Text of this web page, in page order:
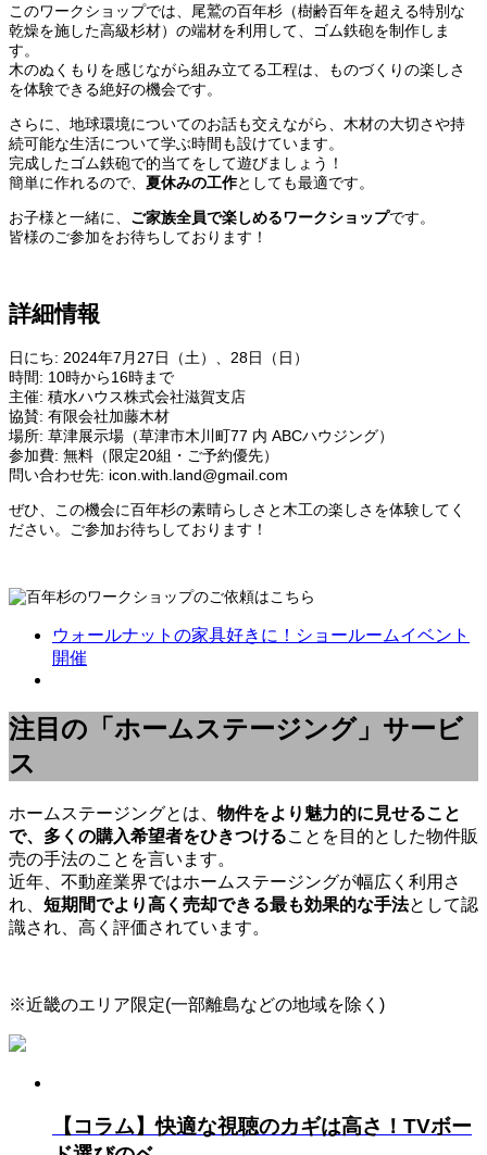
このワークショップでは、尾鷲の百年杉（樹齢百年を超える特別な
乾燥を施した高級杉材）の端材を利用して、ゴム鉄砲を制作しま
す。
木のぬくもりを感じながら組み立てる工程は、ものづくりの楽しさ
を体験できる絶好の機会です。
さらに、地球環境についてのお話も交えながら、木材の大切さや持
続可能な生活について学ぶ時間も設けています。
完成したゴム鉄砲で的当てをして遊びましょう！
簡単に作れるので、 夏休みの工作としても最適です。
お子様と一緒に、 ご家族全員で楽しめるワークショップです。
皆様のご参加をお待ちしております！
詳細情報
日にち: 2024年7月27日（土）、28日（日）
時間: 10時から16時まで
主催: 積水ハウス株式会社滋賀支店
協賛: 有限会社加藤木材
場所: 草津展示場（草津市木川町77 内 ABCハウジング）
参加費: 無料（限定20組・ご予約優先）
問い合わせ先: icon.with.land@gmail.com
ぜひ、この機会に百年杉の素晴らしさと木工の楽しさを体験してく
ださい。ご参加お待ちしております！
ウォールナットの家具好きに！ショールームイベント
開催
注目の「ホームステージング」サービ
ス
ホームステージングとは、 物件をより魅力的に見せること
で、多くの購入希望者をひきつけることを目的とした物件販
売の手法のことを言います。
近年、不動産業界ではホームステージングが幅広く利用さ
れ、 短期間でより高く売却できる最も効果的な手法として認
識され、高く評価されています。
※近畿のエリア限定(一部離島などの地域を除く)
【コラム】快適な視聴のカギは高さ！TVボー